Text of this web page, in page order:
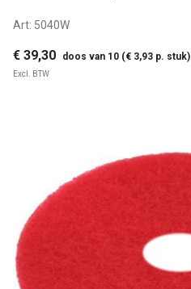
Art: 5040W
€ 39,30 doos van 10 (€ 3,93 p. stuk)
Excl. BTW